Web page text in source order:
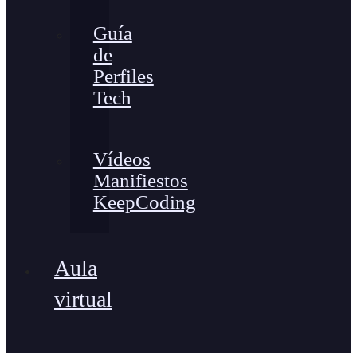
Guía
de
Perfiles
Tech
Vídeos
Manifiestos
KeepCoding
Aula
virtual